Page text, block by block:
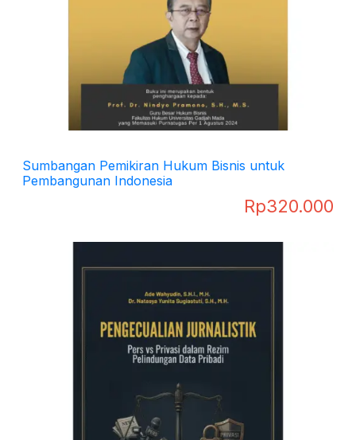
Sumbangan Pemikiran Hukum Bisnis untuk
Pembangunan Indonesia
Rp320.000